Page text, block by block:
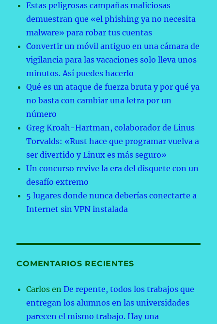
Estas peligrosas campañas maliciosas
demuestran que «el phishing ya no necesita
malware» para robar tus cuentas
Convertir un móvil antiguo en una cámara de
vigilancia para las vacaciones solo lleva unos
minutos. Así puedes hacerlo
Qué es un ataque de fuerza bruta y por qué ya
no basta con cambiar una letra por un
número
Greg Kroah-Hartman, colaborador de Linus
Torvalds: «Rust hace que programar vuelva a
ser divertido y Linux es más seguro»
Un concurso revive la era del disquete con un
desafío extremo
5 lugares donde nunca deberías conectarte a
Internet sin VPN instalada
COMENTARIOS RECIENTES
Carlos enDe repente, todos los trabajos que
entregan los alumnos en las universidades
parecen el mismo trabajo. Hay una